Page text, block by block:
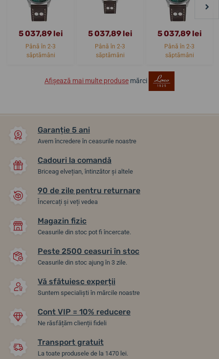
5 037,89 lei
Până în 2-3
săptămâni
5 037,89 lei
Până în 2-3
săptămâni
5 037,89 lei
Până în 2-3
săptămâni
Afișează mai multe produse mărci
Garanție 5 ani
Avem încredere în ceasurile noastre
Cadouri la comandă
Briceag elvețian, întinzător și altele
90 de zile pentru returnare
Încercați și veți vedea
Magazin fizic
Ceasurile din stoc pot fi încercate.
Peste 2500 ceasuri în stoc
Ceasurile din stoc ajung în 3 zile.
Vă sfătuiesc experții
Suntem specialiști în mărcile noastre
Cont VIP = 10% reducere
Ne răsfățăm clienții fideli
Transport gratuit
La toate produsele de la 1470 lei.